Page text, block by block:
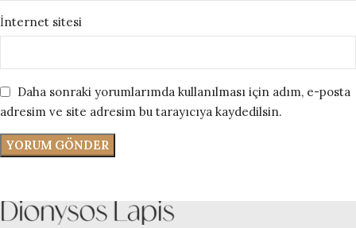
İnternet sitesi
Daha sonraki yorumlarımda kullanılması için adım, e-posta
adresim ve site adresim bu tarayıcıya kaydedilsin.